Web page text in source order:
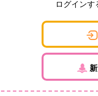
ログインす